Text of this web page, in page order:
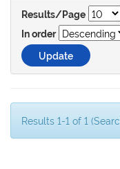
Results/Page
In order
Results 1-1 of 1